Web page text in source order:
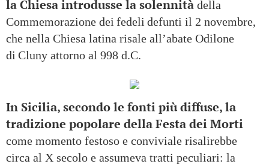
la Chiesa introdusse la solennità della
Commemorazione dei fedeli defunti il 2 novembre,
che nella Chiesa latina risale all’abate Odilone
di Cluny attorno al 998 d.C.
In Sicilia, secondo le fonti più diffuse, la
tradizione popolare della Festa dei Morti
come momento festoso e conviviale risalirebbe
circa al X secolo e assumeva tratti peculiari: la